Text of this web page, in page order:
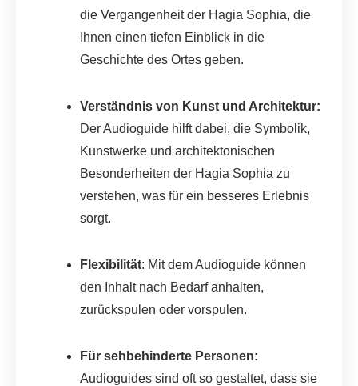
die Vergangenheit der Hagia Sophia, die
Ihnen einen tiefen Einblick in die
Geschichte des Ortes geben.
Verständnis von Kunst und Architektur:
Der Audioguide hilft dabei, die Symbolik,
Kunstwerke und architektonischen
Besonderheiten der Hagia Sophia zu
verstehen, was für ein besseres Erlebnis
sorgt.
Flexibilität: Mit dem Audioguide können
den Inhalt nach Bedarf anhalten,
zurückspulen oder vorspulen.
Für sehbehinderte Personen:
Audioguides sind oft so gestaltet, dass sie